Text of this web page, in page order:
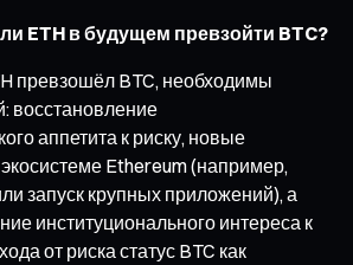
ETH в будущем превзойти BTC?
превзошёл BTC, необходимы
восстановление
аппетита к риску, новые
Ethereum (например,
запуск крупных приложений), а
институционального интереса к
от риска статус BTC как